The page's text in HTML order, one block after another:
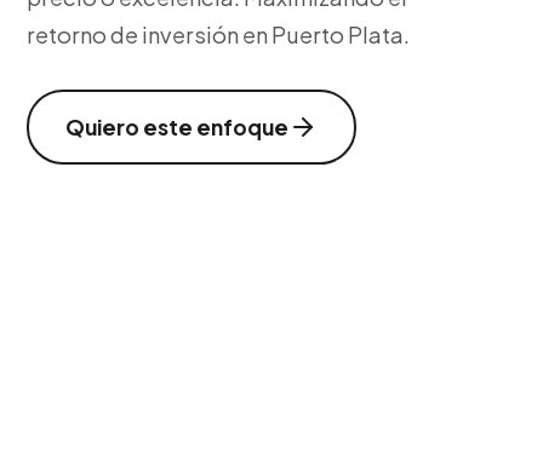
retorno de inversión en Puerto Plata.
Quiero este enfoque